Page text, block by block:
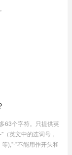
63个字符。只提供英
英文中的连词号，
),"-"不能用作开头和